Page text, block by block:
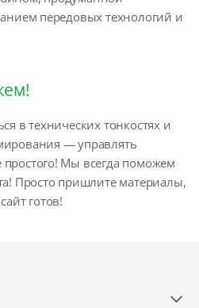
передовых технологий и
в технических тонкостях и
— управлять
Мы всегда поможем
Просто пришлите материалы,
готов!